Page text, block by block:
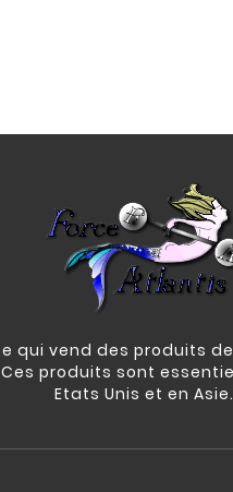
qui vend des produits
produits sont
Etats Unis et en Asie.